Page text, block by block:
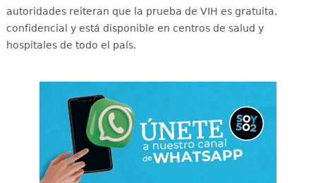
autoridades reiteran que la prueba de VIH es gratuita,
confidencial y está disponible en centros de salud y
hospitales de todo el país.